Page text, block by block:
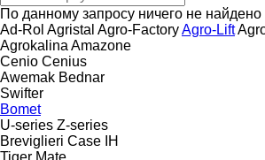
По данному запросу ничего не найдено
Ad-Rol Agristal Agro-FactoryAgro-Lift
Agrokalina Amazone
Cenio Cenius
Awemak Bednar
Swifter
Bomet
U-series Z-series
Breviglieri Case IH
Tiger Mate